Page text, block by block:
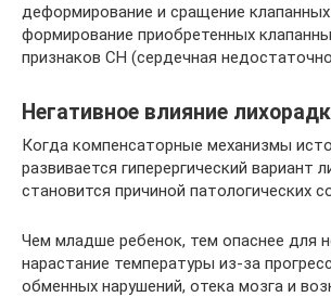
деформирование и сращение клапанных
формирование приобретенных
признаков СН (сердечная
Негативное влияние
Когда компенсаторные механизмы
развивается гиперергический вариант
становится причиной патологических
Чем младше ребенок, тем опаснее для
нарастание температуры из-за
обменных нарушений, отека мозга и